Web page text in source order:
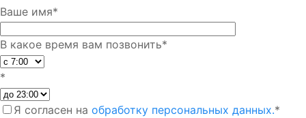
Ваше имя*
В какое время вам позвонить*
*
Я согласен на обработку персональных данных.*